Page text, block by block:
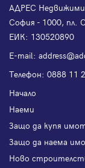
АДРЕС
София - 1000, пл.
ЕИК: 130520890
Е-mail:
Телефон: 0888 11
Начало
Наеми
Защо да купя
Защо да наема
Ново